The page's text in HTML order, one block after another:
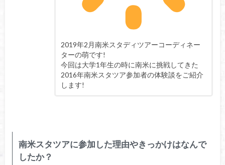
2019年2月南米スタディツアーコーディネー
ターの萌です!
今回は大学1年生の時に南米に挑戦してきた
2016年南米スタツア参加者の体験談をご紹介
します!
南米スタツアに参加した理由やきっかけはなんで
したか？